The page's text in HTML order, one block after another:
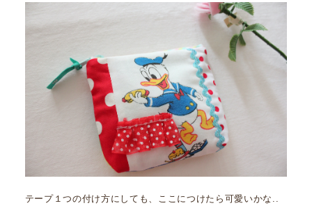
テープ１つの付け方にしても、ここにつけたら可愛いかな..